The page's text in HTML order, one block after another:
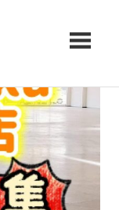
（こ